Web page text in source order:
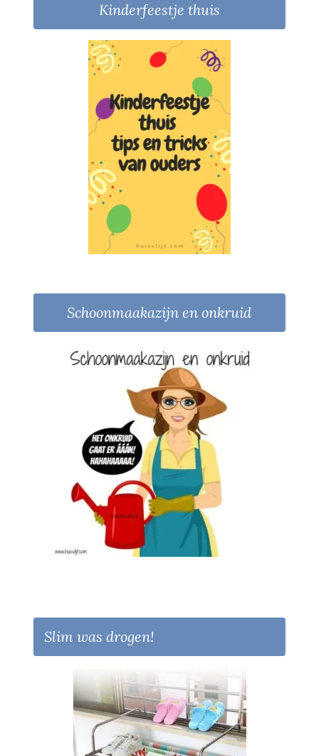
Kinderfeestje thuis
Schoonmaakazijn en onkruid
Slim was drogen!